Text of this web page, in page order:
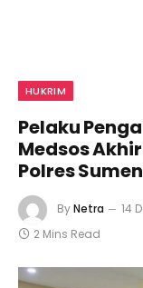
HUKRIM
Pelaku
Medsos
Polres
ByNetra 14
2 Mins Read